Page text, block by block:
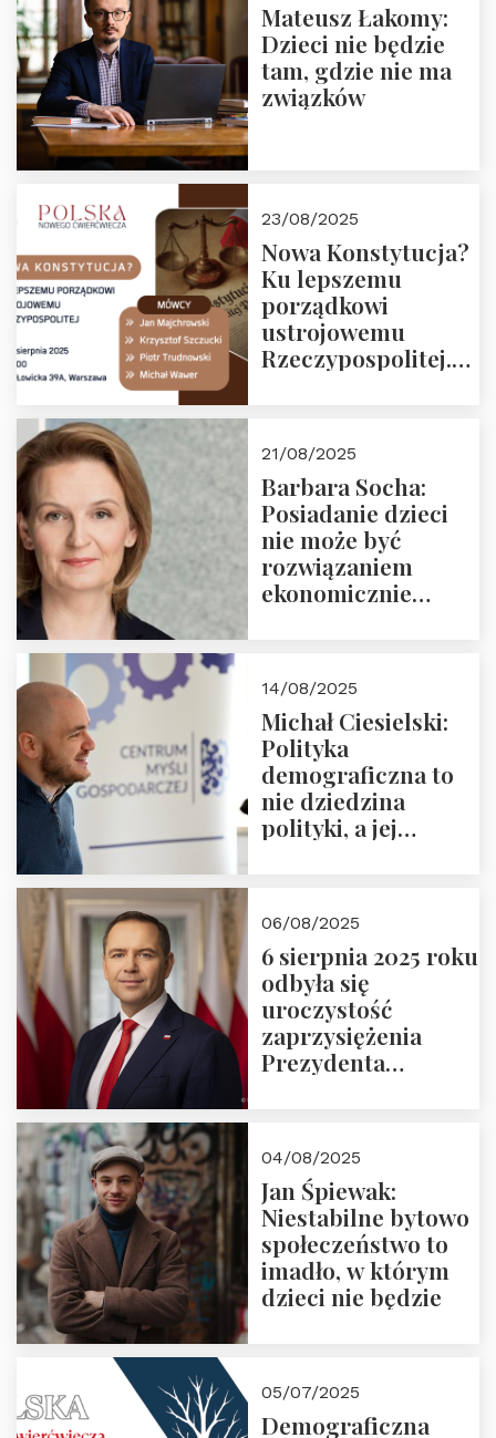
Mateusz Łakomy:
Dzieci nie będzie
tam, gdzie nie ma
związków
23/08/2025
Nowa Konstytucja?
Ku lepszemu
porządkowi
ustrojowemu
Rzeczypospolitej.
Nowego
Ćwierćwiecza”
21/08/2025
Barbara Socha:
Posiadanie dzieci
nie może być
rozwiązaniem
ekonomicznie
14/08/2025
Michał Ciesielski:
Polityka
demograficzna to
nie dziedzina
polityki, a jej
06/08/2025
6 sierpnia 2025 roku
odbyła się
uroczystość
zaprzysiężenia
Prezydenta
Nawrockiego
04/08/2025
Jan Śpiewak:
Niestabilne bytowo
społeczeństwo to
imadło, w którym
dzieci nie będzie
05/07/2025
Demograficzna